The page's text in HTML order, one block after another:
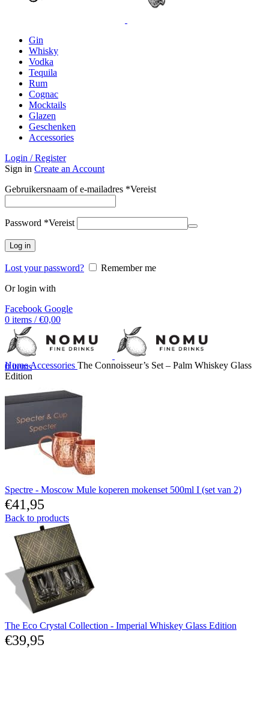
Gin
Whisky
Vodka
Tequila
Rum
Cognac
Mocktails
Glazen
Geschenken
Accessories
Login / Register
Sign in Create an Account
Gebruikersnaam of e-mailadres *Vereist
Password *Vereist
Log in
Lost your password?
Remember me
Or login with
Facebook Google
0 items / €0,00
0items
HomeAccessories The Connoisseur’s Set – Palm Whiskey Glass
Edition
Spectre - Moscow Mule koperen mokenset 500ml I (set van 2)
€41,95
Back to products
The Eco Crystal Collection - Imperial Whiskey Glass Edition
€39,95